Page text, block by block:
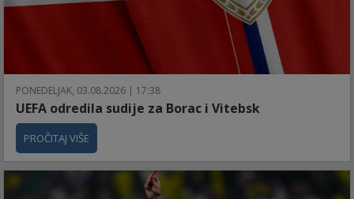
PONEDELJAK, 03.08.2026 | 17:38
UEFA odredila sudije za Borac i Vitebsk
PROČITAJ VIŠE